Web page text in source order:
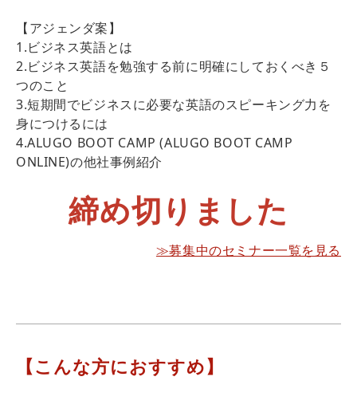
【アジェンダ案】
1.ビジネス英語とは
2.ビジネス英語を勉強する前に明確にしておくべき５
つのこと
3.短期間でビジネスに必要な英語のスピーキング力を
身につけるには
4.ALUGO BOOT CAMP (ALUGO BOOT CAMP
ONLINE)の他社事例紹介
締め切りました
≫募集中のセミナー一覧を見る
【こんな方におすすめ】